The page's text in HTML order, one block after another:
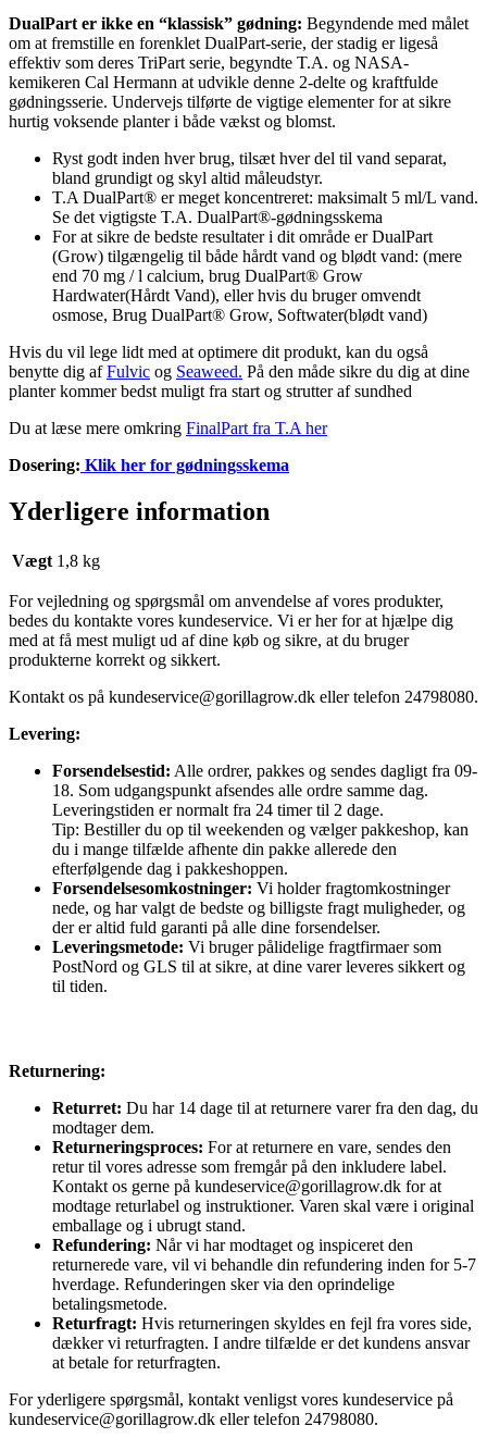
DualPart er ikke en “klassisk” gødning: Begyndende med målet
om at fremstille en forenklet DualPart-serie, der stadig er ligeså
effektiv som deres TriPart serie, begyndte T.A. og NASA-
kemikeren Cal Hermann at udvikle denne 2-delte og kraftfulde
gødningsserie. Undervejs tilførte de vigtige elementer for at sikre
hurtig voksende planter i både vækst og blomst.
Ryst godt inden hver brug, tilsæt hver del til vand separat,
bland grundigt og skyl altid måleudstyr.
T.A DualPart® er meget koncentreret: maksimalt 5 ml/L vand.
Se det vigtigste T.A. DualPart®-gødningsskema
For at sikre de bedste resultater i dit område er DualPart
(Grow) tilgængelig til både hårdt vand og blødt vand: (mere
end 70 mg / l calcium, brug DualPart® Grow
Hardwater(Hårdt Vand), eller hvis du bruger omvendt
osmose, Brug DualPart® Grow, Softwater(blødt vand)
Hvis du vil lege lidt med at optimere dit produkt, kan du også
benytte dig afFulvic og Seaweed. På den måde sikre du dig at dine
planter kommer bedst muligt fra start og strutter af sundhed
Du at læse mere omkring FinalPart fra T.A her
Dosering: Klik her for gødningsskema
Yderligere information
Vægt 1,8 kg
For vejledning og spørgsmål om anvendelse af vores produkter,
bedes du kontakte vores kundeservice. Vi er her for at hjælpe dig
med at få mest muligt ud af dine køb og sikre, at du bruger
produkterne korrekt og sikkert.
Kontakt os på kundeservice@gorillagrow.dk eller telefon 24798080.
Levering:
Forsendelsestid: Alle ordrer, pakkes og sendes dagligt fra 09-
18. Som udgangspunkt afsendes alle ordre samme dag.
Leveringstiden er normalt fra 24 timer til 2 dage.
Tip: Bestiller du op til weekenden og vælger pakkeshop, kan
du i mange tilfælde afhente din pakke allerede den
efterfølgende dag i pakkeshoppen.
Forsendelsesomkostninger: Vi holder fragtomkostninger
nede, og har valgt de bedste og billigste fragt muligheder, og
der er altid fuld garanti på alle dine forsendelser.
Leveringsmetode: Vi bruger pålidelige fragtfirmaer som
PostNord og GLS til at sikre, at dine varer leveres sikkert og
til tiden.
Returnering:
Returret: Du har 14 dage til at returnere varer fra den dag, du
modtager dem.
Returneringsproces: For at returnere en vare, sendes den
retur til vores adresse som fremgår på den inkludere label.
Kontakt os gerne på kundeservice@gorillagrow.dk for at
modtage returlabel og instruktioner. Varen skal være i original
emballage og i ubrugt stand.
Refundering: Når vi har modtaget og inspiceret den
returnerede vare, vil vi behandle din refundering inden for 5-7
hverdage. Refunderingen sker via den oprindelige
betalingsmetode.
Returfragt: Hvis returneringen skyldes en fejl fra vores side,
dækker vi returfragten. I andre tilfælde er det kundens ansvar
at betale for returfragten.
For yderligere spørgsmål, kontakt venligst vores kundeservice på
kundeservice@gorillagrow.dk eller telefon 24798080.